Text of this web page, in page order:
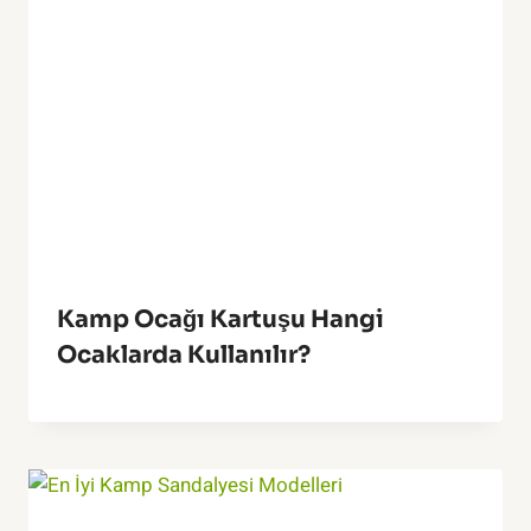
Kamp Ocağı Kartuşu Hangi
Ocaklarda Kullanılır?